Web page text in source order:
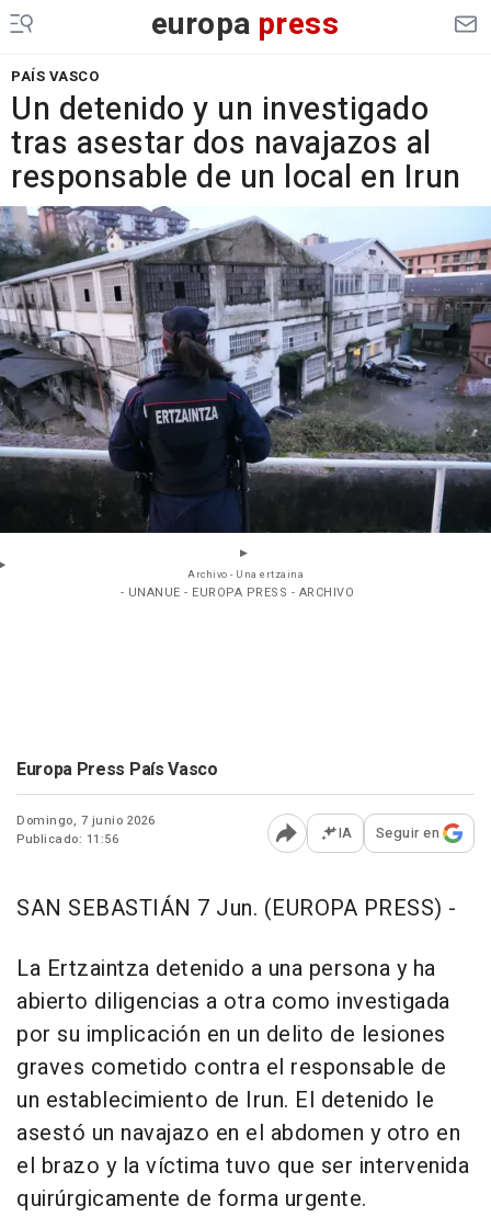
europa press
PAÍS VASCO
Un detenido y un investigado
tras asestar dos navajazos al
responsable de un local en Irun
Archivo - Una ertzaina
- UNANUE - EUROPA PRESS - ARCHIVO
Europa Press País Vasco
Domingo, 7 junio 2026
Publicado: 11:56
Abrir opciones para
IA Seguir en
SAN SEBASTIÁN 7 Jun. (EUROPA PRESS) -
La Ertzaintza detenido a una persona y ha
abierto diligencias a otra como investigada
por su implicación en un delito de lesiones
graves cometido contra el responsable de
un establecimiento de Irun. El detenido le
asestó un navajazo en el abdomen y otro en
el brazo y la víctima tuvo que ser intervenida
quirúrgicamente de forma urgente.